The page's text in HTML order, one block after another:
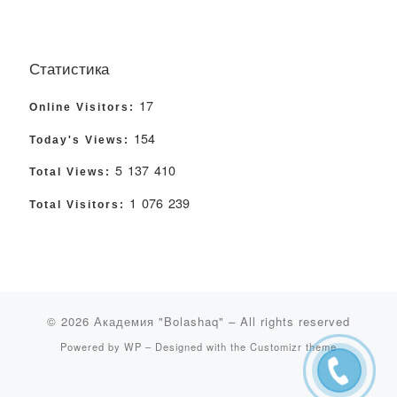
Статистика
Online Visitors: 17
Today's Views: 154
Total Views: 5 137 410
Total Visitors: 1 076 239
© 2026 Академия "Bolashaq" – All rights reserved
Powered by WP – Designed with the Customizr theme